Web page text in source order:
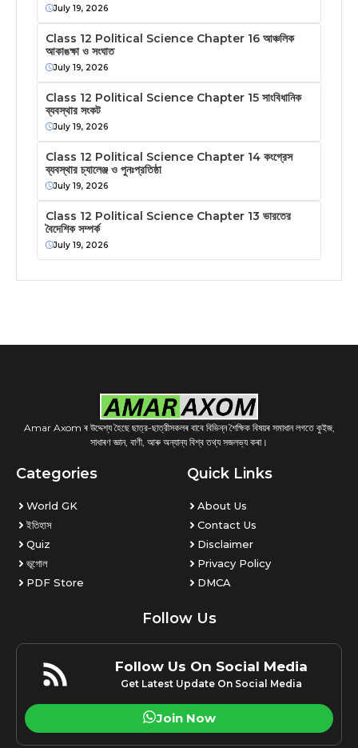
July 19, 2026
Class 12 Political Science Chapter 16 আঞ্চলিক
আকাঙক্ষা ও সংঘাত
July 19, 2026
Class 12 Political Science Chapter 15 সাংবিধানিক
ব্যবস্থার সংকট
July 19, 2026
Class 12 Political Science Chapter 14 কংগ্রেস
ব্যবস্থার চ্যালেঞ্জ ও পুনঃপ্রতিষ্ঠা
July 19, 2026
Class 12 Political Science Chapter 13 ভারতের
বৈদেশিক সম্পর্ক
July 19, 2026
Amar Axom ৰ উদ্দেশ্য হৈছে ছাত্র-ছাত্রীসকলৰ বাবে বিভিন্ন শৈক্ষিক বিষয়ৰ সমাধান লগতে কুইজ,
সাধাৰণ জ্ঞান, বাণী, আৰু অন্যান্য বিশ্ব তথ্য সজলভ্য কৰা।
Categories
World GK
ইতিহাস
Quiz
ভূগোল
PDF Store
Quick Links
About Us
Contact Us
Disclaimer
Privacy Policy
DMCA
Follow Us
Follow Us On Social Media
Get Latest Update On Social Media
Join Now